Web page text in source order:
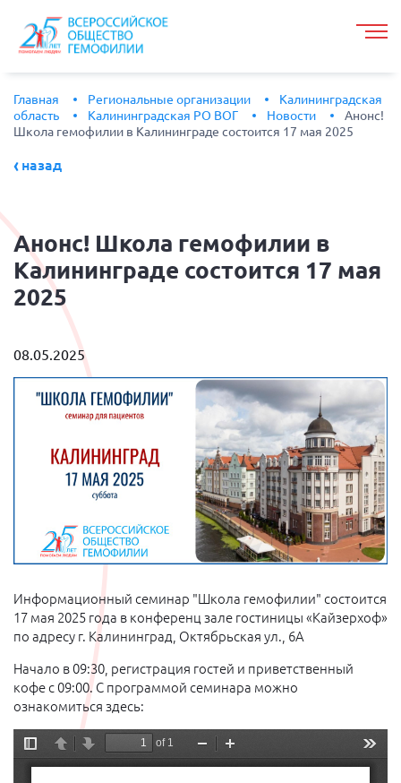
Главная Региональные организации
Калининградская
область
Калининградская РО ВОГ Новости
Анонс!
Школа гемофилии в Калининграде состоится 17 мая 2025
назад
Анонс! Школа гемофилии в
Калининграде состоится 17 мая
2025
08.05.2025
Информационный семинар "Школа гемофилии" состоится
17 мая 2025 года в конференц зале гостиницы «Кайзерхоф»
по адресу г. Калининград, Октябрьская ул., 6А
Начало в 09:30, регистрация гостей и приветственный
кофе с 09:00. С программой семинара можно
ознакомиться здесь: